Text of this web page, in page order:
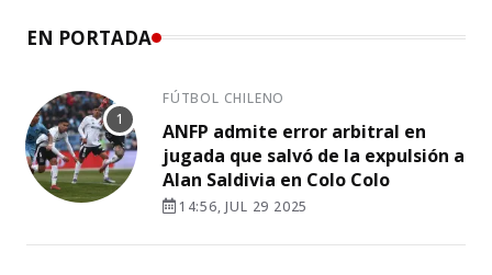
EN PORTADA
FÚTBOL CHILENO
ANFP admite error arbitral en
jugada que salvó de la expulsión a
Alan Saldivia en Colo Colo
14:56, JUL 29 2025